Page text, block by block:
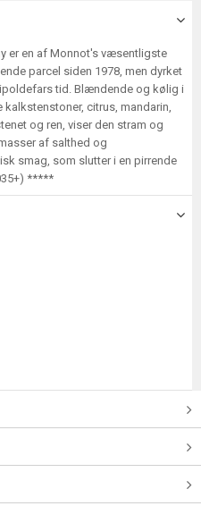
er en af Monnot's væsentligste
parcel siden 1978, men dyrket
tid. Blændende og kølig i
citrus, mandarin,
og ren, viser den stram og
af salthed og
smag, som slutter i en pirrende
*****